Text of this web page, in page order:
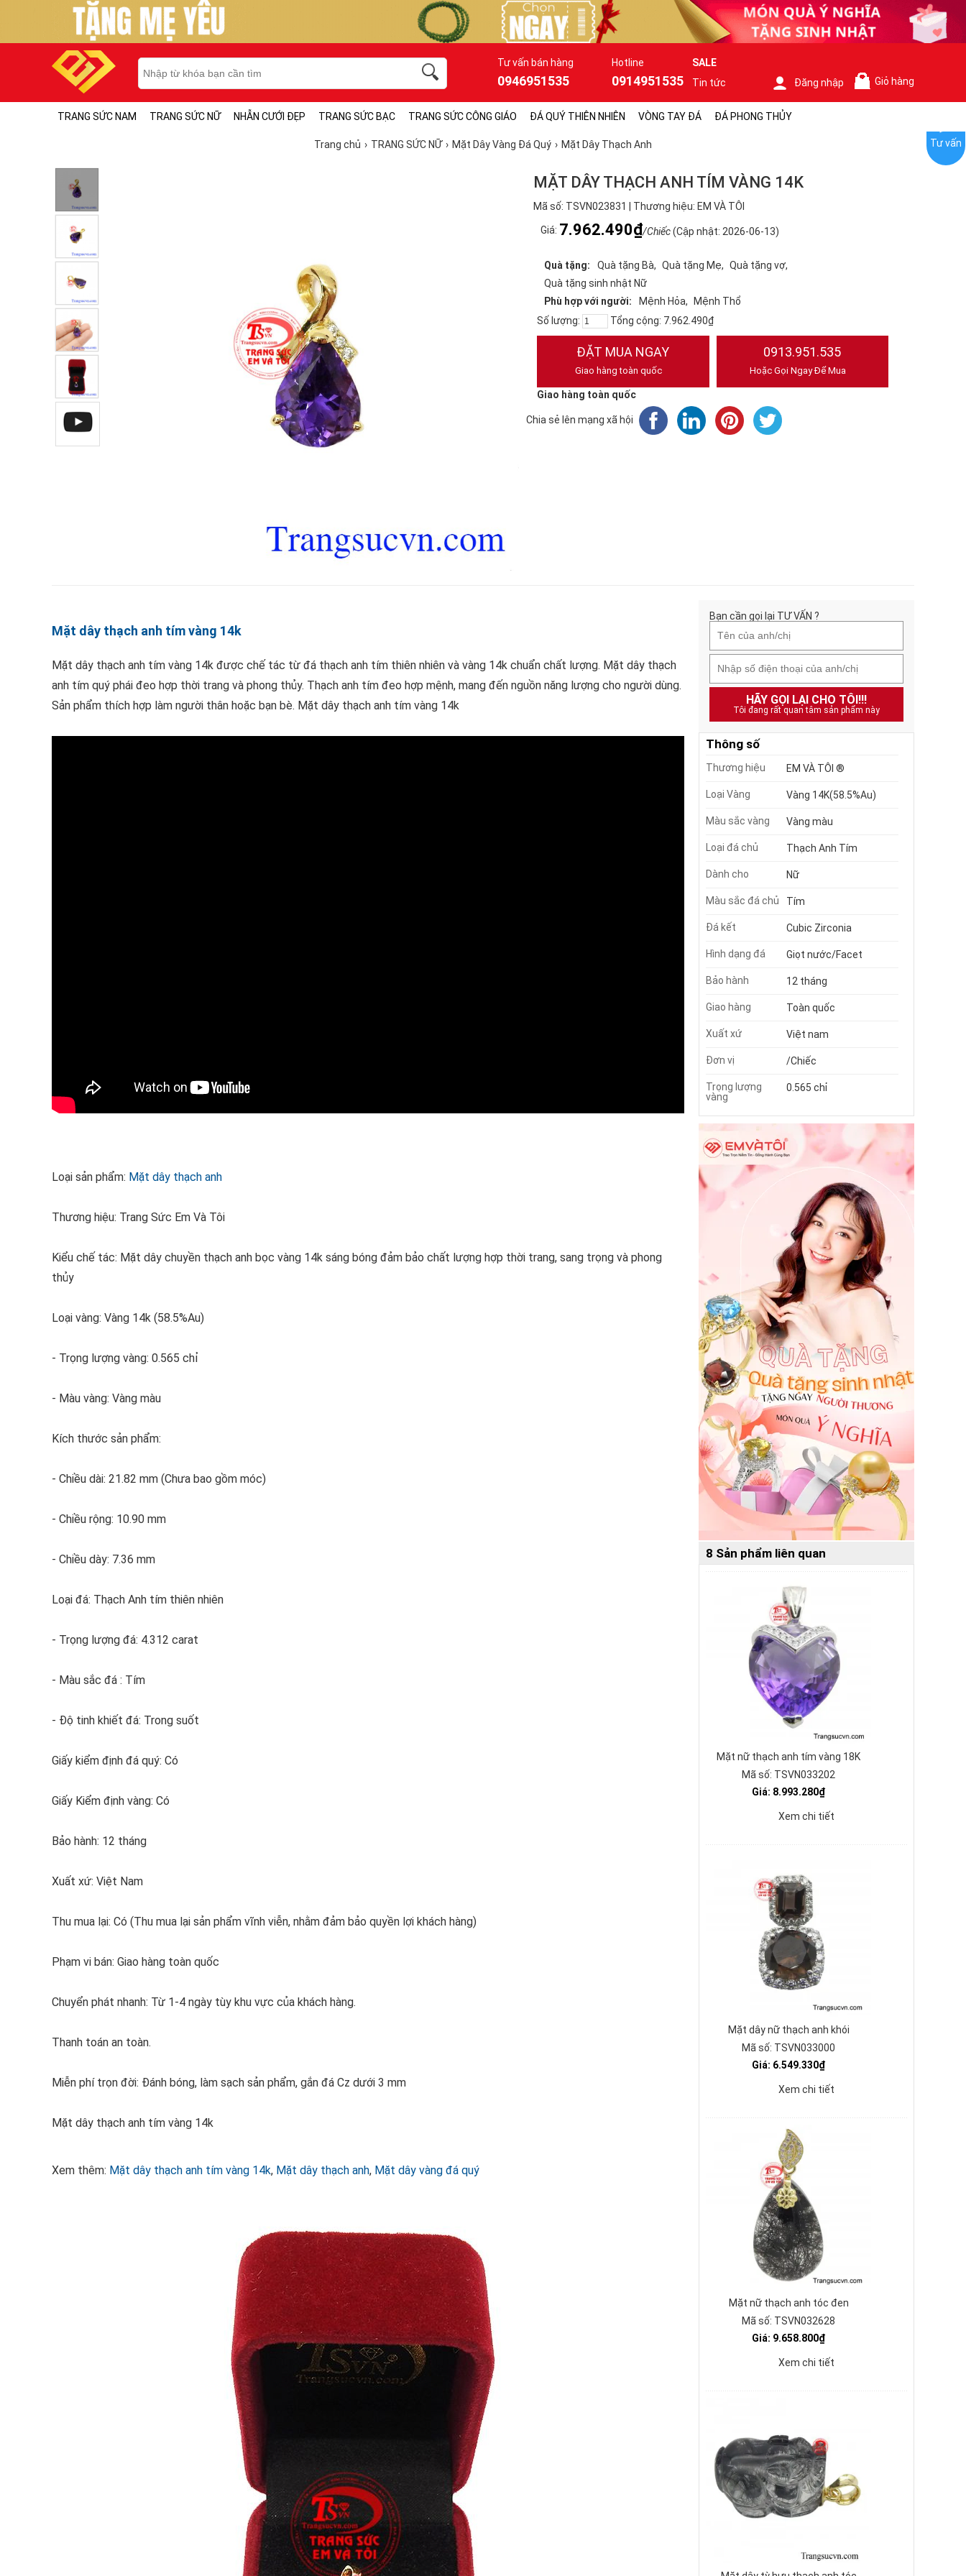
Tư vấn bán hàng
0946951535
Hotline
0914951535
SALE
Tin tức
Đăng nhập Giỏ hàng
TRANG SỨC NAM TRANG SỨC NỮ NHẪN CƯỚI ĐẸP TRANG SỨC BẠC TRANG SỨC CÔNG GIÁO ĐÁ QUÝ THIÊN NHIÊN VÒNG TAY ĐÁ ĐÁ PHONG THỦY
Trang chủ TRANG SỨC NỮ Mặt Dây Vàng Đá Quý Mặt Dây Thạch Anh
MẶT DÂY THẠCH ANH TÍM VÀNG 14K
Mã số: TSVN023831 | Thương hiệu: EM VÀ TÔI
Giá: 7.962.490₫/Chiếc(Cập nhật: 2026-06-13)
Quà tặng: Quà tặng Bà Quà tặng Mẹ
Quà tặng vợ
Quà tặng sinh nhật Nữ
Phù hợp với người:
Mệnh Hỏa
Mệnh Thổ
Số lượng:
Tổng cộng: 7.962.490₫
ĐẶT MUA NGAY
Giao hàng toàn quốc
0913.951.535
Hoặc Gọi Ngay Để Mua
Giao hàng toàn quốc
Chia sẻ lên mạng xã hội
Mặt dây thạch anh tím vàng 14k
Mặt dây thạch anh tím vàng 14k được chế tác từ đá thạch anh tím thiên nhiên và vàng 14k chuẩn chất lượng. Mặt dây thạch
anh tím quý phái đeo hợp thời trang và phong thủy. Thạch anh tím đeo hợp mệnh, mang đến nguồn năng lượng cho người dùng.
Sản phẩm thích hợp làm người thân hoặc bạn bè. Mặt dây thạch anh tím vàng 14k
Loại sản phẩm: Mặt dây thạch anh
Thương hiệu: Trang Sức Em Và Tôi
Kiểu chế tác: Mặt dây chuyền thạch anh bọc vàng 14k sáng bóng đảm bảo chất lượng hợp thời trang, sang trọng và phong
thủy
Loại vàng: Vàng 14k (58.5%Au)
- Trọng lượng vàng: 0.565 chỉ
- Màu vàng: Vàng màu
Kích thước sản phẩm:
- Chiều dài: 21.82 mm (Chưa bao gồm móc)
- Chiều rộng: 10.90 mm
- Chiều dày: 7.36 mm
Loại đá: Thạch Anh tím thiên nhiên
- Trọng lượng đá: 4.312 carat
- Màu sắc đá : Tím
- Độ tinh khiết đá: Trong suốt
Giấy kiểm định đá quý: Có
Giấy Kiểm định vàng: Có
Bảo hành: 12 tháng
Xuất xứ: Việt Nam
Thu mua lại: Có (Thu mua lại sản phẩm vĩnh viễn, nhằm đảm bảo quyền lợi khách hàng)
Phạm vi bán: Giao hàng toàn quốc
Chuyển phát nhanh: Từ 1-4 ngày tùy khu vực của khách hàng.
Thanh toán an toàn.
Miễn phí trọn đời: Đánh bóng, làm sạch sản phẩm, gắn đá Cz dưới 3 mm
Mặt dây thạch anh tím vàng 14k
Xem thêm: Mặt dây thạch anh tím vàng 14k, Mặt dây thạch anh, Mặt dây vàng đá quý
Bạn cần gọi lại TƯ VẤN ?
HÃY GỌI LẠI CHO TÔI!!!
Tôi đang rất quan tâm sản phẩm này
Thông số
Thương hiệu EM VÀ TÔI ®
Loại Vàng Vàng 14K(58.5%Au)
Màu sắc vàng Vàng màu
Loại đá chủ Thạch Anh Tím
Dành cho Nữ
Màu sắc đá chủ Tím
Đá kết Cubic Zirconia
Hình dạng đá Giọt nước/Facet
Bảo hành 12 tháng
Giao hàng Toàn quốc
Xuất xứ Việt nam
Đơn vị /Chiếc
Trọng lượng
vàng
0.565 chỉ
8 Sản phẩm liên quan
Mặt nữ thạch anh tím vàng 18K
Mã số: TSVN033202
Giá: 8.993.280₫
Xem chi tiết
Mặt dây nữ thạch anh khói
Mã số: TSVN033000
Giá: 6.549.330₫
Xem chi tiết
Mặt nữ thạch anh tóc đen
Mã số: TSVN032628
Giá: 9.658.800₫
Xem chi tiết
Tư vấn